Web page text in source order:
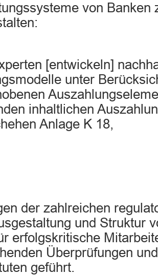
von Banken
[entwickeln]
unter
inhaltlichen
Anlage K 18,
der zahlreichen
und Struktur
erfolgskritische
Überprüfungen
geführt.